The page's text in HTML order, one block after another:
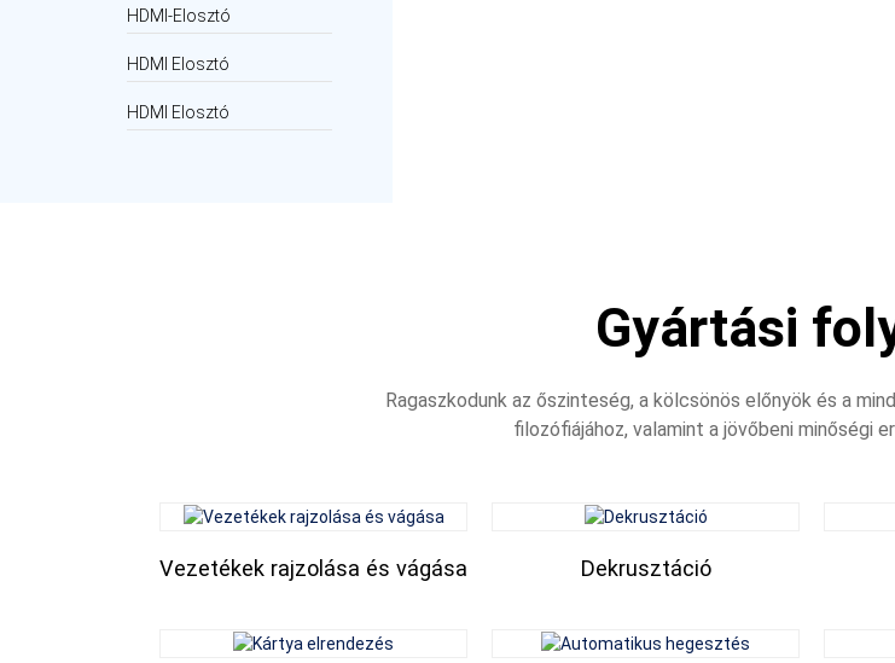
HDMI-Elosztó
HDMI Elosztó
HDMI Elosztó
Gyártási
Ragaszkodunk az őszinteség, a kölcsönös előnyök és a
filozófiájához, valamint a jövőbeni minőségi
Vezetékek rajzolása és vágása Dekrusztáció